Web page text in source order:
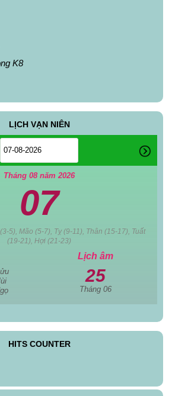
K8
LỊCH VẠN NIÊN
Tháng 08 năm 2026
07
5), Mão (5-7), Tỵ (9-11), Thân (15-17), Tuất
(19-21), Hợi (21-23)
Lịch âm
25
Tháng 06
HITS COUNTER